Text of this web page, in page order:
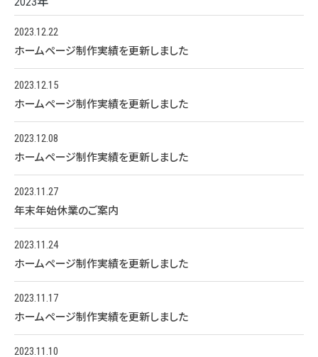
2023.12.22
ホームページ制作実績を更新しました
2023.12.15
ホームページ制作実績を更新しました
2023.12.08
ホームページ制作実績を更新しました
2023.11.27
年末年始休業のご案内
2023.11.24
ホームページ制作実績を更新しました
2023.11.17
ホームページ制作実績を更新しました
2023.11.10